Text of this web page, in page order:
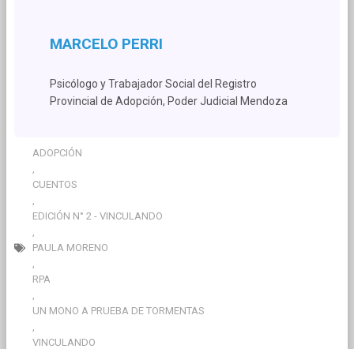
MARCELO PERRI
Psicólogo y Trabajador Social del Registro
Provincial de Adopción, Poder Judicial Mendoza
ADOPCIÓN
CUENTOS
EDICIÓN N° 2 - VINCULANDO
PAULA MORENO
RPA
UN MONO A PRUEBA DE TORMENTAS
VINCULANDO